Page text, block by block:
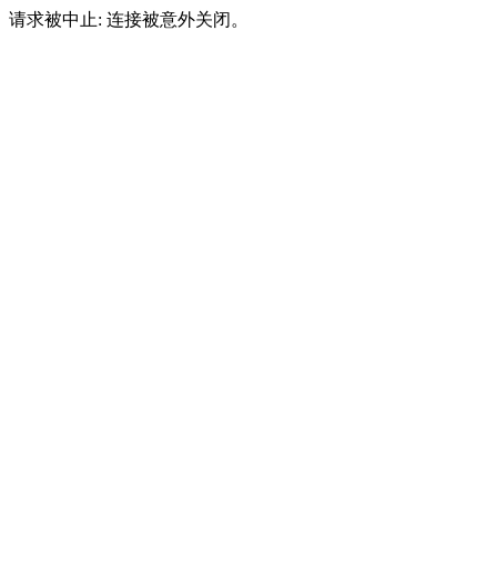
请求被中止: 连接被意外关闭。